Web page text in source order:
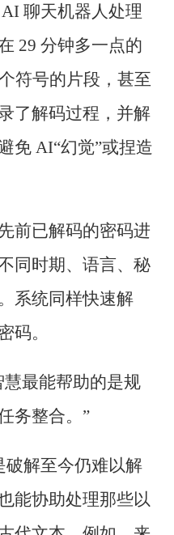
聊天机器人处理
29 分钟多一点的
符号的片段，甚至
了解码过程，并解
免 AI“幻觉”或捏造
前已解码的密码进
同时期、语言、秘
系统同样快速解
码。
最能帮助的是规
务整合。”
解至今仍难以解
能协助处理那些以